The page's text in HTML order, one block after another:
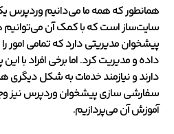
همانطور که همه ما می‌دانیم
سایت‌ساز است که با کمک آن می‌توانیم
پیشخوان مدیریتی دارد که تمامی امور
داده و مدیریت کرد. اما برخی افراد با
دارند و نیازمند خدمات به شکل
سفارشی سازی پیشخوان وردپرس نیز
آموزش آن می‌پردازیم.